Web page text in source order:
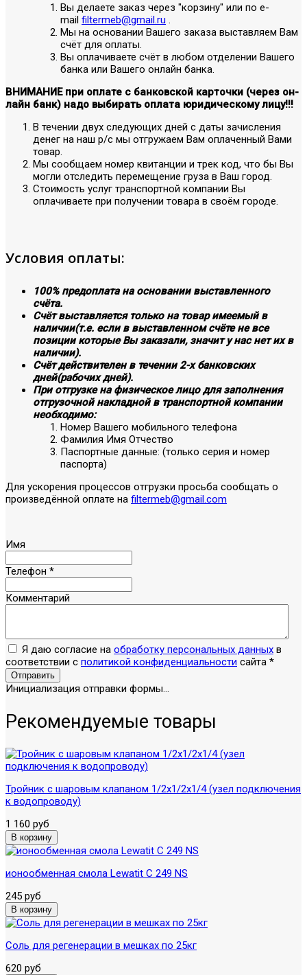
Вы делаете заказ через "корзину" или по е-
mail filtermeb@gmail.ru .
Мы на основании Вашего заказа выставляем Вам
счёт для оплаты.
Вы оплачиваете счёт в любом отделении Вашего
банка или Вашего онлайн банка.
ВНИМАНИЕ при оплате с банковской карточки (через он-
лайн банк) надо выбирать оплата юридическому лицу!!!
В течении двух следующих дней с даты зачисления
денег на наш р/с мы отгружаем Вам оплаченный Вами
товар.
Мы сообщаем номер квитанции и трек код, что бы Вы
могли отследить перемещение груза в Ваш город.
Стоимость услуг транспортной компании Вы
оплачиваете при получении товара в своём городе.
Условия оплаты:
100% предоплата на основании выставленного
счёта.
Счёт выставляется только на товар имеемый в
наличии(т.е. если в выставленном счёте не все
позиции которые Вы заказали, значит у нас нет их в
наличии).
Счёт действителен в течении 2-х банковских
дней(рабочих дней).
При отгрузке на физическое лицо для заполнения
отгрузочной накладной в транспортной компании
необходимо:
Номер Вашего мобильного телефона
Фамилия Имя Отчество
Паспортные данные: (только серия и номер
паспорта)
Для ускорения процессов отгрузки просьба сообщать о
произведённой оплате на filtermeb@gmail.com
Имя
Телефон *
Комментарий
Я даю согласие на обработку персональных данных в
соответствии с политикой конфиденциальности сайта *
Отправить
Инициализация отправки формы...
Рекомендуемые товары
Тройник с шаровым клапаном 1/2х1/2х1/4 (узел подключения
к водопроводу)
1 160 руб
ионообменная смола Lewatit C 249 NS
245 руб
Соль для регенерации в мешках по 25кг
620 руб